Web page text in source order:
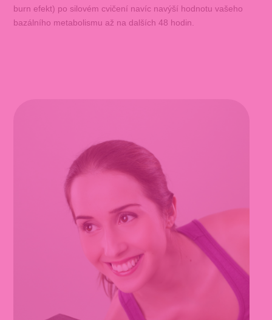
burn efekt) po silovém cvičení navíc navýší hodnotu vašeho
bazálního metabolismu až na dalších 48 hodin.